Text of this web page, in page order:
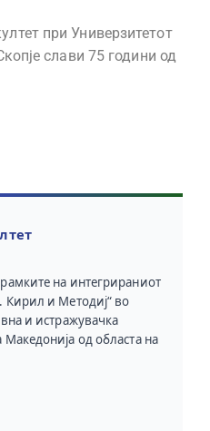
при Универзитетот
слави 75 години од
на интегрираниот
Кирил и Методиј“ во
и истражувачка
од областа на